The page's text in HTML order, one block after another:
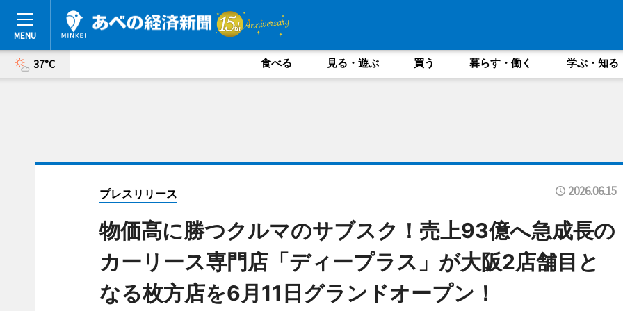
37°C 食べる 見る・遊ぶ 買う 暮らす・働く 学ぶ・知る
プレスリリース 2026.06.15
物価高に勝つクルマのサブスク！売上93億へ急成長の
カーリース専門店「ディープラス」が大阪2店舗目と
なる枚方店を6月11日グランドオープン！